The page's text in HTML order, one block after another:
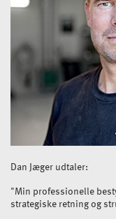
Dan Jæger udtaler:
"Min professionelle
strategiske retning og